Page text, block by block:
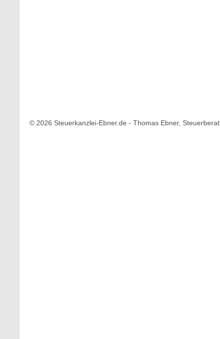
© 2026 Steuerkanzlei-Ebner.de - Thomas Ebner,